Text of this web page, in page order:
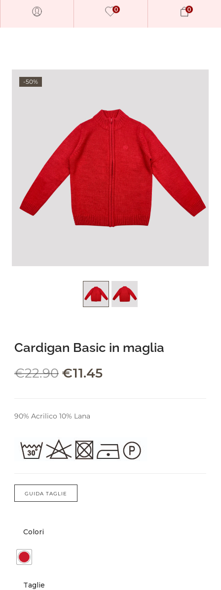
Millions of people around the
world visit Envato to buy and
sell creative assets, use smart
design templates, learn
creative skills or even hire
freelancers. With an industry-
Careers
Privacy Policy
Community
Forums
0 0
-50%
Cardigan Basic in maglia
€22.90 €11.45
90% Acrilico 10% Lana
GUIDA TAGLIE
Colori
Taglie